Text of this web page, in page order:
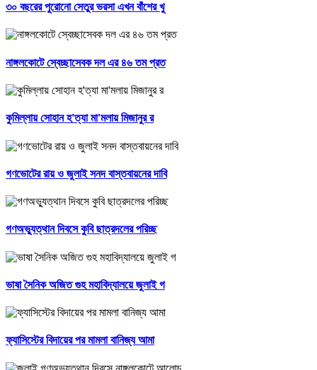
৩০ বছরের পুরোনো সেতুর ভরসা এখন বাঁশের খু
নাঙ্গলকোটে স্বেচ্ছাসেবক দল এর ৪৬ তম প্রত
কুমিল্লায় সোহান হ'ত্যা মা'মলায় মিজানুর র
গণভোটের রায় ও জুলাই সনদ বাস্তবায়নের দাবি
গণঅভ্যুত্থান দিবসে কুবি ছাত্রদলের পরিচ্ছ
ভাষা সৈনিক অজিত গুহ মহাবিদ্যালয়ে জুলাই গ
ফ্যাসিস্টের বিদায়ের পর মামলা বানিজ্য আমা